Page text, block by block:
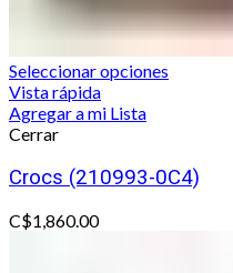
Seleccionar opciones
Vista rápida
Agregar a mi Lista
Cerrar
Crocs (210993-0C4)
C$1,860.00